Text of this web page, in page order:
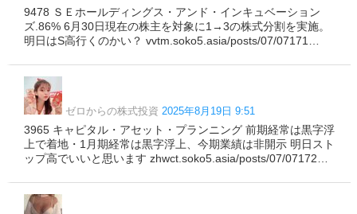
9478 ＳＥホールディングス・アンド・インキュベーション
ズ.86% 6月30日現在の株主を対象に1→3の株式分割を実施。
明日はS高行くのかい？ vvtm.soko5.asia/posts/07/07171…
ゼロからの株式投資 2025年8月19日 9:51
3965 キャピタル・アセット・プランニング 前期経常は黒字浮
上で着地・1月期経常は黒字浮上、今期業績は非開示 明日スト
ップ高でいいと思います zhwct.soko5.asia/posts/07/07172…